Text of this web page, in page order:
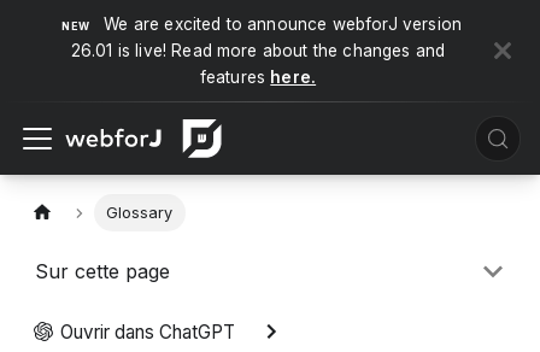
We are excited to announce webforJ version
26.01 is live! Read more about the changes and
features here.
Glossary
Sur cette page
Ouvrir dans ChatGPT